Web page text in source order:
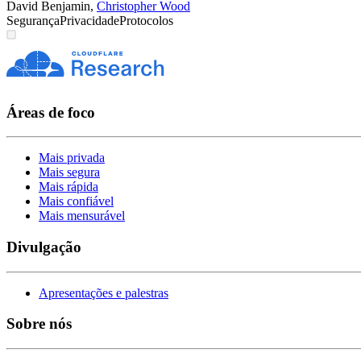
David Benjamin, Christopher Wood
SegurançaPrivacidadeProtocolos
Áreas de foco
Mais privada
Mais segura
Mais rápida
Mais confiável
Mais mensurável
Divulgação
Apresentações e palestras
Sobre nós